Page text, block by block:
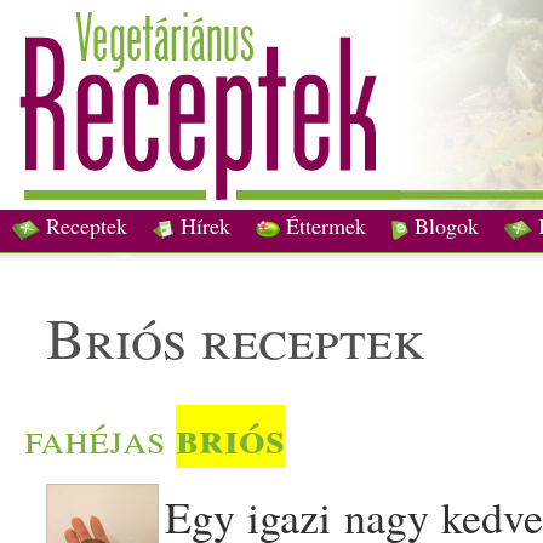
Receptek Hírek Éttermek Blogok
briós receptek
fahéjas briós
Egy igazi nagy